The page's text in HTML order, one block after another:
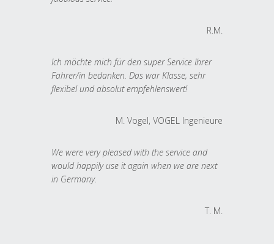
R.M.
Ich möchte mich für den super Service Ihrer
Fahrer/in bedanken. Das war Klasse, sehr
flexibel und absolut empfehlenswert!
M. Vogel, VOGEL Ingenieure
We were very pleased with the service and
would happily use it again when we are next
in Germany.
T. M.